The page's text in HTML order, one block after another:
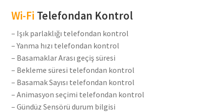
Wi-Fi Telefondan Kontrol
– Işık parlaklığı telefondan kontrol
– Yanma hızı telefondan kontrol
– Basamaklar Arası geçiş süresi
– Bekleme süresi telefondan kontrol
– Basamak Sayısı telefondan kontrol
– Animasyon seçimi telefondan kontrol
– Gündüz Sensörü durum bilgisi